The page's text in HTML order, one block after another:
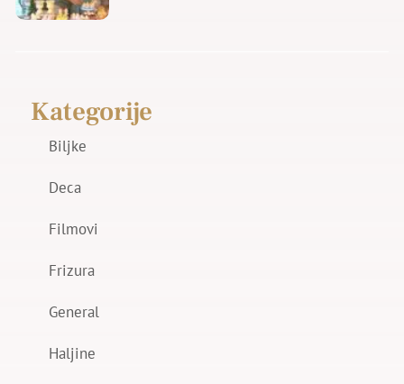
Kategorije
Biljke
Deca
Filmovi
Frizura
General
Haljine